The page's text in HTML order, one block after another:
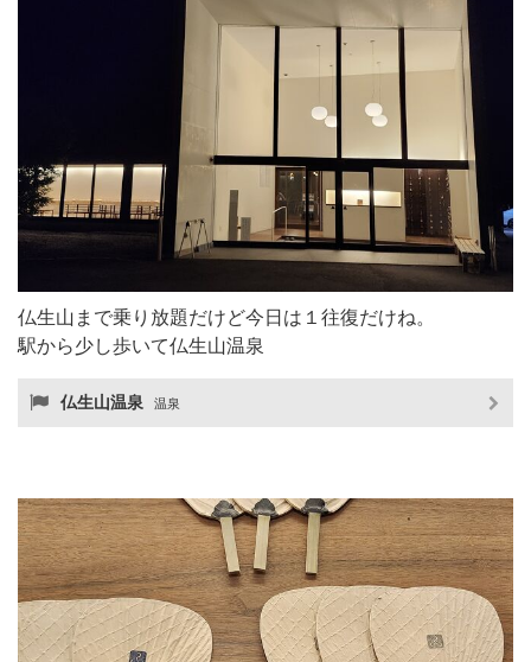
仏生山まで乗り放題だけど今日は１往復だけね。
駅から少し歩いて仏生山温泉
仏生山温泉 温泉